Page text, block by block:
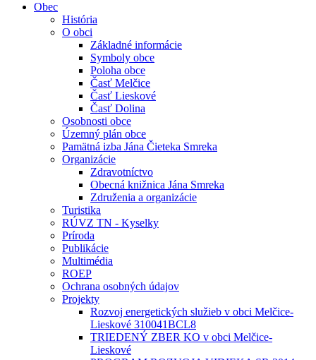
Obec
História
O obci
Základné informácie
Symboly obce
Poloha obce
Časť Melčice
Časť Lieskové
Časť Dolina
Osobnosti obce
Územný plán obce
Pamätná izba Jána Čieteka Smreka
Organizácie
Zdravotníctvo
Obecná knižnica Jána Smreka
Združenia a organizácie
Turistika
RÚVZ TN - Kyselky
Príroda
Publikácie
Multimédia
ROEP
Ochrana osobných údajov
Projekty
Rozvoj energetických služieb v obci Melčice-
Lieskové 310041BCL8
TRIEDENÝ ZBER KO v obci Melčice-
Lieskové